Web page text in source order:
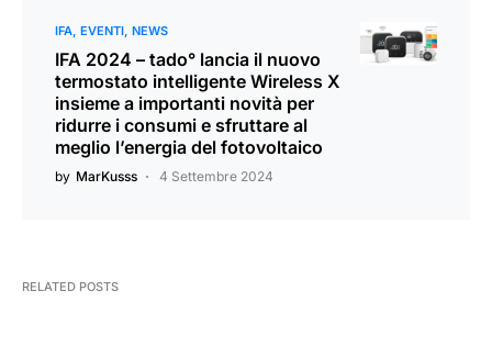
IFA EVENTI NEWS
IFA 2024 – tado° lancia il nuovo
termostato intelligente Wireless X
insieme a importanti novità per
ridurre i consumi e sfruttare al
meglio l’energia del fotovoltaico
by MarKusss 4 Settembre 2024
RELATED POSTS